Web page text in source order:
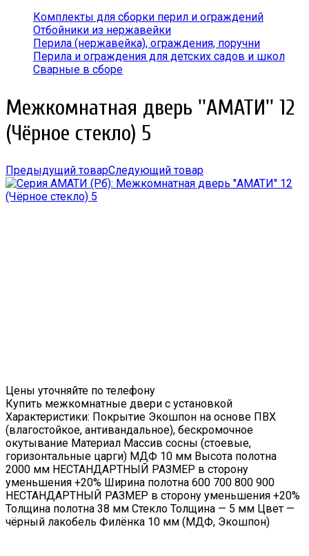
Комплекты для сборки перил и ограждений
Отбойники из нержавейки
Перила (нержавейка), ограждения, поручни
Перила и ограждения для детских садов и школ
Сварные в сборе
Межкомнатная дверь ''АМАТИ'' 12
(Чёрное стекло) 5
Предыдущий товарСледующий товар
Цены уточняйте по телефону
Купить межкомнатные двери с установкой
Характеристики: Покрытие Экошпон на основе ПВХ
(влагостойкое, антивандальное), бескромочное
окутывание Материал Массив сосны (стоевые,
горизонтальные царги) МДФ 10 мм Высота полотна
2000 мм НЕСТАНДАРТНЫЙ РАЗМЕР в сторону
уменьшения +20% Ширина полотна 600 700 800 900
НЕСТАНДАРТНЫЙ РАЗМЕР в сторону уменьшения +20%
Толщина полотна 38 мм Стекло Толщина — 5 мм Цвет —
чёрный лакобель Филёнка 10 мм (МДФ, Экошпон)